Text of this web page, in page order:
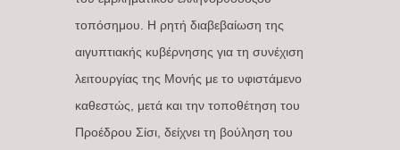
τοπόσημου. Η ρητή διαβεβαίωση της
αιγυπτιακής κυβέρνησης για τη συνέχιση
λειτουργίας της Μονής με το υφιστάμενο
καθεστώς, μετά και την τοποθέτηση του
Προέδρου Σίσι, δείχνει τη βούληση του